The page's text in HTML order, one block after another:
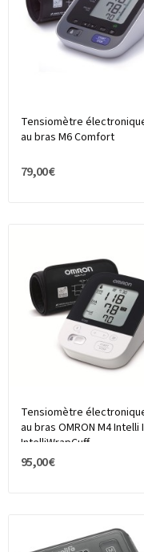
Tensiomètre
au bras M6 Comfort
79,00 €
Tensiomètre
au bras OMRON M4 Intelli
IntelliWrapCuff
95,00 €